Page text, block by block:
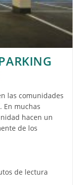
las comunidades
En muchas
hacen un
de los
de lectura